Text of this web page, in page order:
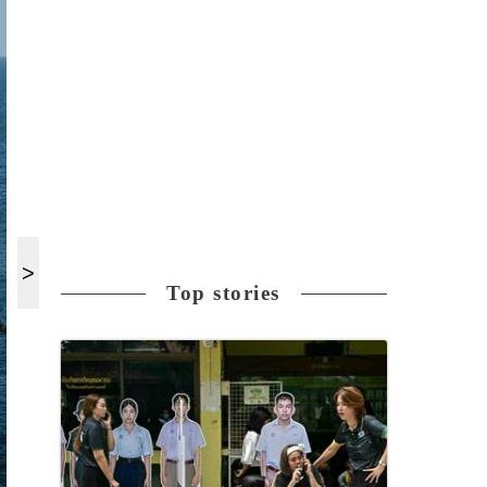
Top stories